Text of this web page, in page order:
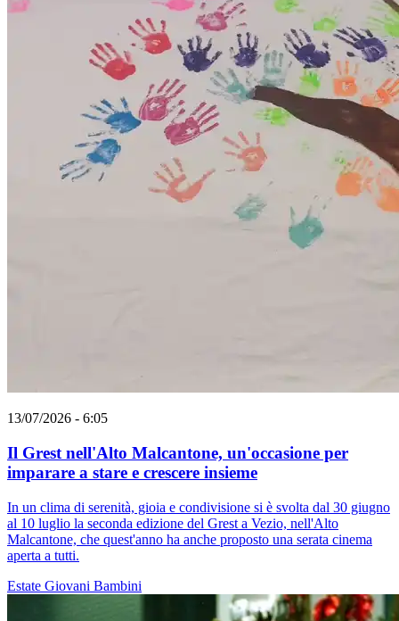
13/07/2026 - 6:05
Il Grest nell'Alto Malcantone, un'occasione per
imparare a stare e crescere insieme
In un clima di serenità, gioia e condivisione si è svolta dal 30 giugno
al 10 luglio la seconda edizione del Grest a Vezio, nell'Alto
Malcantone, che quest'anno ha anche proposto una serata cinema
aperta a tutti.
Estate Giovani Bambini